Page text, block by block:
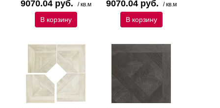
9070.04 руб. / кв.м
В корзину
9070.04 руб. / кв.м
В корзину